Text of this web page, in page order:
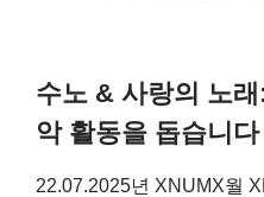
수노 & 사랑의 노
악 활동을 돕습니다
22.07.2025년 XNUMX월